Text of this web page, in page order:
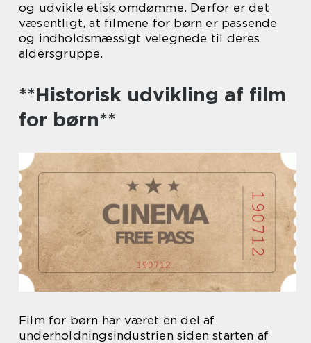
og udvikle etisk omdømme. Derfor er det
væsentligt, at filmene for børn er passende
og indholdsmæssigt velegnede til deres
aldersgruppe.
**Historisk udvikling af film
for børn**
Film for børn har været en del af
underholdningsindustrien siden starten af